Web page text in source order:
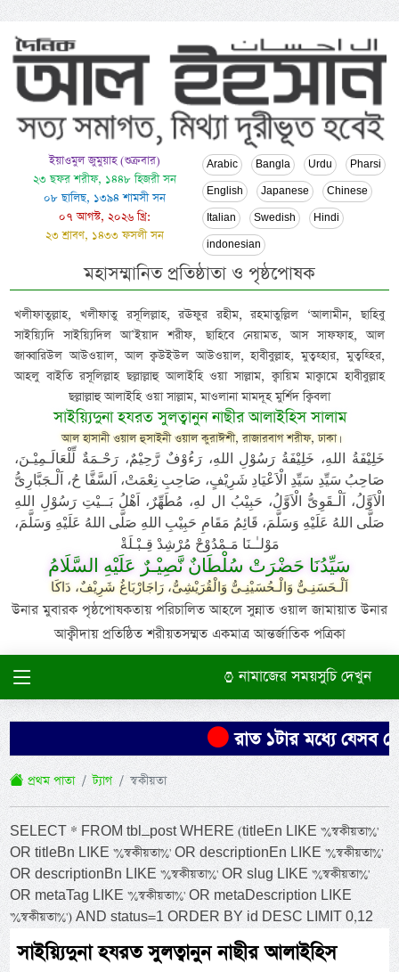
ইয়াওমুল জুমুয়াহ (শুক্রবার)
২৩ ছফর শরীফ, ১৪৪৮ হিজরী সন
০৮ ছালিছ, ১৩৯৪ শামসী সন
০৭ আগস্ট, ২০২৬ খ্রি:
২৩ শ্রাবণ, ১৪৩৩ ফসলী সন
Arabic Bangla Urdu Pharsi
English Japanese Chinese
Italian Swedish Hindi
indonesian
মহাসম্মানিত প্রতিষ্ঠাতা ও পৃষ্ঠপোষক
খলীফাতুল্লাহ, খলীফাতু রসূলিল্লাহ, রঊফুর রহীম, রহমাতুল্লিল ‘আলামীন, ছাহিবু
সাইয়্যিদি সাইয়্যিদিল আ’ইয়াদ শরীফ, ছাহিবে নেয়ামত, আস সাফফাহ, আল
জাব্বারিউল আউওয়াল, আল ক্বউইউল আউওয়াল, হাবীবুল্লাহ, মুত্বহ্হার, মুত্বহ্হির,
আহলু বাইতি রসূলিল্লাহ ছল্লাল্লাহু আলাইহি ওয়া সাল্লাম, ক্বায়িম মাক্বামে হাবীবুল্লাহ
ছল্লাল্লাহু আলাইহি ওয়া সাল্লাম, মাওলানা মামদূহ মুর্শিদ ক্বিবলা
সাইয়্যিদুনা হযরত সুলত্বানুন নাছীর আলাইহিস সালাম
আল হাসানী ওয়াল হুসাইনী ওয়াল কুরাঈশী, রাজারবাগ শরীফ, ঢাকা।
خَلِيْفَةُ اللهِ، خَلِيْفَةُ رَسُوْلِ اللهِ، رَءُوْفٌ رَّحِيْمٌ، رَحْـمَةٌ لِّلْعَالَـمِيْـنَ،
صَاحِبُ سَيِّدِ سَيِّدِ الْاَعْيَادِ شَرِيْفٍ، صَاحِبِ نِعْمَتْ، اَلسَّفَّا حُ، اَلْـجَبَّارِىُّ
الْاَوَّلُ، اَلْـقَوِىُّ الْاَوَّلُ، حَبِيْبُ ال لهِ، مُطَهِّرٌ، اَهْلُ بَــيْتِ رَسُوْلِ اللهِ
صَلَّى اللهُ عَلَيْهِ وَسَلَّمَ، قَائِمُ مَقَامِ حَبِيْبِ اللهِ صَلَّى اللهُ عَلَيْهِ وَسَلَّمَ،
مَوْلـٰـنَا مَـمْدُوْحْ مُرْشِدْ قِـبْـلَةْ
سَيِّدُنَا حَضْرَتْ سُلْطَانٌ نَّصِيْـرٌ عَلَيْهِ السَّلَامُ
اَلْـحَسَنِـىُّ وَالْـحُسَيْنِـىُّ وَالْقُرَيْشِىُّ، رَاجَارْبَاغُ شَرِيْفٌ، دَاكَا
উনার মুবারক পৃষ্ঠপোষকতায় পরিচালিত আহলে সুন্নাত ওয়াল জামায়াত উনার
আক্বীদায় প্রতিষ্ঠিত শরীয়তসম্মত একমাত্র আন্তর্জাতিক পত্রিকা
নামাজের সময়সুচি দেখুন
রাত ১টার মধ্যে যেসব
প্রথম পাতা ট্যাগ স্বকীয়তা
SELECT * FROM tbl_post WHERE (titleEn LIKE '%স্বকীয়তা%'
OR titleBn LIKE '%স্বকীয়তা%' OR descriptionEn LIKE '%স্বকীয়তা%'
OR descriptionBn LIKE '%স্বকীয়তা%' OR slug LIKE '%স্বকীয়তা%'
OR metaTag LIKE '%স্বকীয়তা%' OR metaDescription LIKE
'%স্বকীয়তা%') AND status=1 ORDER BY id DESC LIMIT 0,12
সাইয়্যিদুনা হযরত সুলত্বানুন নাছীর আলাইহিস